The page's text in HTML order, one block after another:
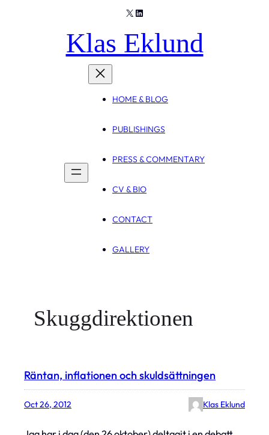
X LinkedIn
Klas Eklund
HOME & BLOG
PUBLISHINGS
PRESS & COMMENTARY
CV & BIO
CONTACT
GALLERY
Skuggdirektionen
Räntan, inflationen och skuldsättningen
Oct 26, 2012 Klas Eklund